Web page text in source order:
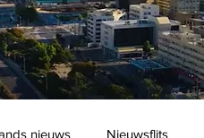
nieuws Nieuwsflits